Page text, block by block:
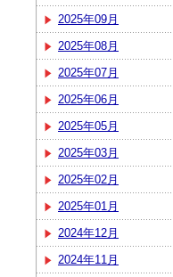
2025年09月
2025年08月
2025年07月
2025年06月
2025年05月
2025年03月
2025年02月
2025年01月
2024年12月
2024年11月